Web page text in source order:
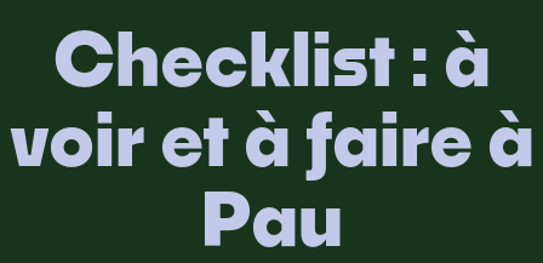
Checklist : à
voir et à faire à
Pau